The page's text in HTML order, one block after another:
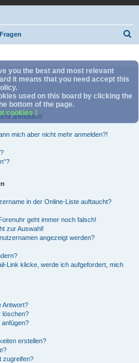
c
anmelden!
mich aber nicht mehr anmelden?!
in der Online-Liste auftaucht?
geht immer noch falsch!
zur Auswahl!
angezeigt werden?
Link klicke, werde ich aufgefordert, mich
Antwort?
löschen?
anfügen?
erstellen?
zugreifen?
you the best and most relevant
it means that you need accept this
used on this board by clicking the
bottom of the page.
cookies ]